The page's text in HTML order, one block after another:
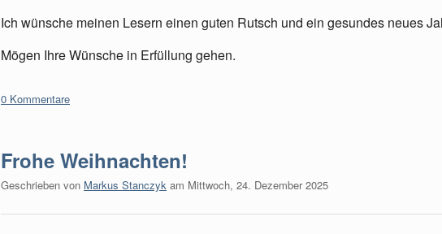
Ich wünsche meinen Lesern einen guten Rutsch und ein gesundes neues
Mögen Ihre Wünsche in Erfüllung gehen.
0 Kommentare
Frohe Weihnachten!
Geschrieben von Markus Stanczyk am Mittwoch, 24. Dezember 2025